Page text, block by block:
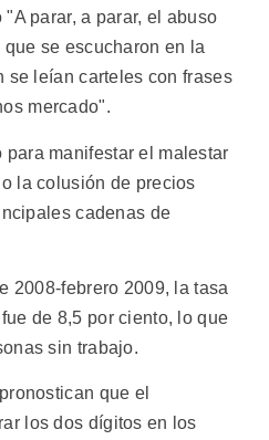
parar, a parar, el abuso
se escucharon en la
se leían carteles con frases
mercado".
manifestar el malestar
la colusión de precios
cadenas de
2008-febrero 2009, la tasa
de 8,5 por ciento, lo que
sin trabajo.
que el
los dos dígitos en los